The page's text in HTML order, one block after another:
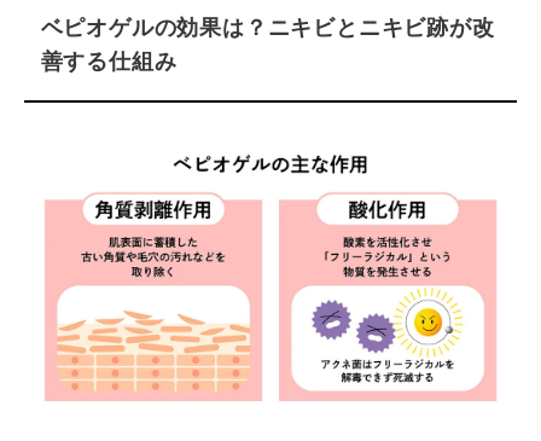
ベピオゲルの効果は？ニキビとニキビ跡が改
善する仕組み